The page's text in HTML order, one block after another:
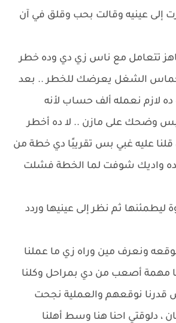
إلى عينيه وقالت بحب وقلق في آن
تتعامل مع ناس زي دي وده خطر
الشغل يعرضك للخطر .. بعد
ده لازم نعمله ألف حساب لأنه
وضحك على مازن .. لا ده أخطر
قلنا عليه غبي بس تقريبًا دي خطة من
واديك شوفت لما الخطة فشلت
ثم نظر إلى عينيها وردد
ونعرف مين وراه زي ما عملنا
مهمة أصعب من دي بمراحل وكلنا
قدرنا نوقعهم والعملية نجحت
، دلوقتي احنا هنا وسط أهلنا